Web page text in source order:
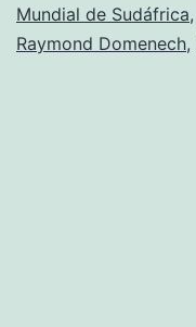
Mundial de Sudáfrica,
Raymond Domenech,